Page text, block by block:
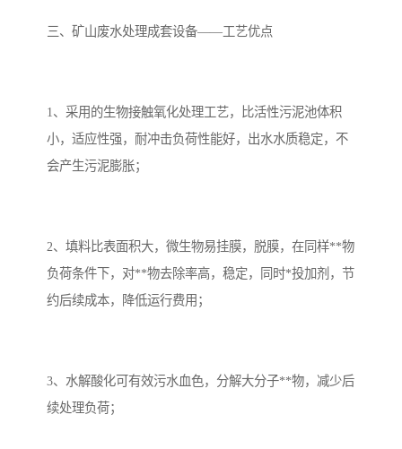
三、矿山废水处理成套设备——工艺优点
1、采用的生物接触氧化处理工艺，比活性污泥池体积
小，适应性强，耐冲击负荷性能好，出水水质稳定，不
会产生污泥膨胀；
2、填料比表面积大，微生物易挂膜，脱膜，在同样**物
负荷条件下，对**物去除率高，稳定，同时*投加剂，节
约后续成本，降低运行费用；
3、水解酸化可有效污水血色，分解大分子**物，减少后
续处理负荷；